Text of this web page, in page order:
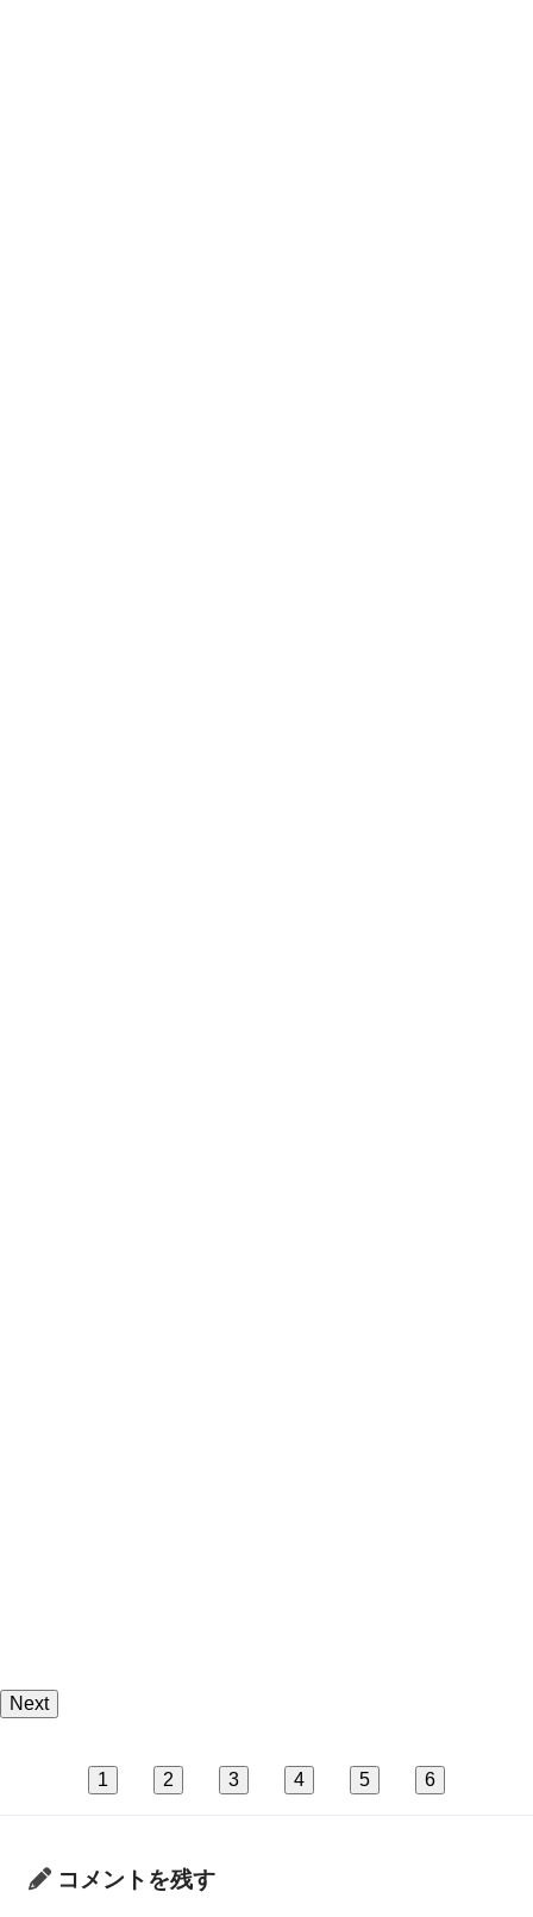
Next
1 2 3 4 5 6
コメントを残す